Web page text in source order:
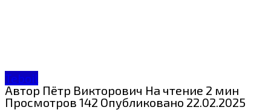
Teboil
Автор Пётр Викторович На чтение 2 мин
Просмотров 142 Опубликовано 22.02.2025